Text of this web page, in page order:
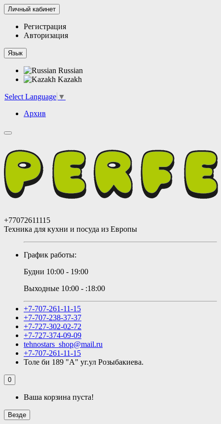
Личный кабинет
Регистрация
Авторизация
Язык
Russian
Kazakh
Select Language ▼
Архив
+77072611115
Техника для кухни и посуда из Европы
График работы:
Будни 10:00 - 19:00
Выходные 10:00 - :18:00
+7-707-261-11-15
+7-707-238-37-37
+7-727-302-02-72
+7-727-374-09-09
tehnostars_shop@mail.ru
+7-707-261-11-15
Толе би 189 "А" уг.ул Розыбакиева.
0
Ваша корзина пуста!
Везде